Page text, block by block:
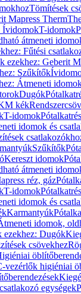
Tömítések
Mapress Therm
ÍvidomokT-idomok
átmeneti
Fűtési
ezekhez: Geberit
Szűkítők
Átmeneti
Dugók
kék
T-idomok
idomok és
Szűkítők
Kereszt idomok
átmeneti
réz, gáz
T-idomok
idomok és
Karmantyúk
idomok,
ezekhez: Dugók
csövekhez
vezérlők higiéniai
egységek